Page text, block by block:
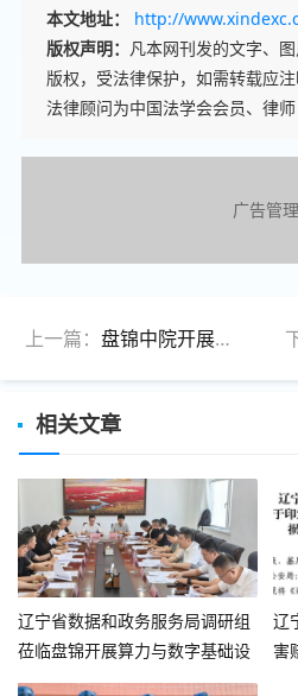
本文地址：
http://
版权声明： 凡本网刊发的文字、
版权，受法律保护，如需转载应
法律顾问为中国法学会会员、律师
广告管理
上一篇： 盘锦中院开展防范养老诈骗宣讲活动，助力老年群体守好“钱袋子”
相关文章
辽宁省数据和政务服务局调研组
莅临盘锦开展算力与数字基础设
施专题调研
辽
害